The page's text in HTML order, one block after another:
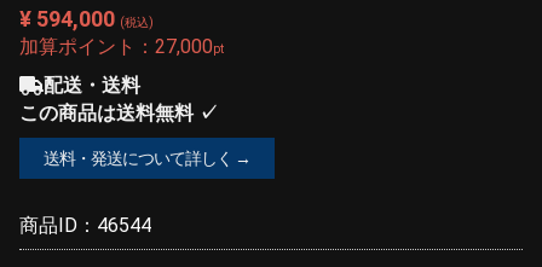
¥ 594,000 (税込)
加算ポイント： 27,000pt
配送・送料
この商品は送料無料 ✓
送料・発送について詳しく →
商品ID： 46544